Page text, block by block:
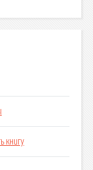
книгу